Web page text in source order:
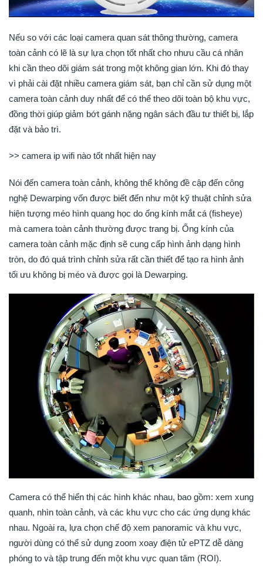
Nếu so với các loại camera quan sát thông thường, camera
toàn cảnh có lẽ là sự lựa chọn tốt nhất cho nhưu cầu cá nhân
khi cần theo dõi giám sát trong một không gian lớn. Khi đó thay
vì phải cài đặt nhiều camera giám sát, bạn chỉ cần sử dụng một
camera toàn cảnh duy nhất để có thể theo dõi toàn bộ khu vực,
đồng thời giúp giảm bớt gánh nặng ngân sách đầu tư thiết bị, lắp
đặt và bảo trì.
>> camera ip wifi nào tốt nhất hiện nay
Nói đến camera toàn cảnh, không thể không đề cập đến công
nghệ Dewarping vốn được biết đến như một kỹ thuật chỉnh sửa
hiện tượng méo hình quang học do ống kính mắt cá (fisheye)
mà camera toàn cảnh thường được trang bị. Ống kính của
camera toàn cảnh mặc định sẽ cung cấp hình ảnh dạng hình
tròn, do đó quá trình chỉnh sửa rất cần thiết để tạo ra hình ảnh
tối ưu không bị méo và được gọi là Dewarping.
Camera có thể hiển thị các hình khác nhau, bao gồm: xem xung
quanh, nhìn toàn cảnh, và các khu vực cho các ứng dụng khác
nhau. Ngoài ra, lựa chọn chế độ xem panoramic và khu vực,
người dùng có thể sử dụng zoom xoay điện tử ePTZ dễ dàng
phóng to và tập trung đến một khu vực quan tâm (ROI).